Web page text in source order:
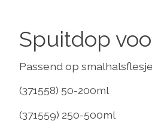
Spuitdop
Passend op
(371558) 50-200ml
(371559) 250-500ml